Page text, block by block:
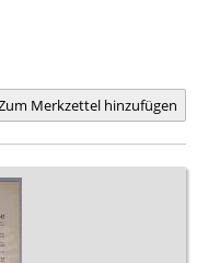
Merkzettel hinzufügen